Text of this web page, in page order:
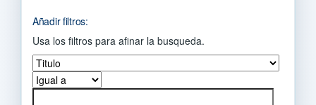
Añadir filtros:
Usa los filtros para afinar la busqueda.